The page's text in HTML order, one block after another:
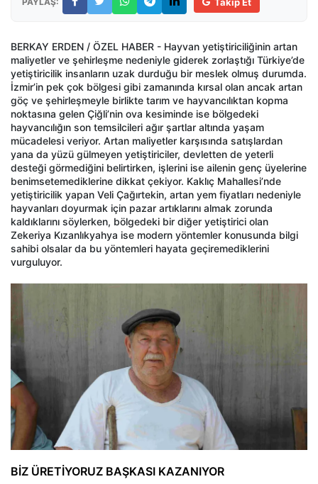
BERKAY ERDEN / ÖZEL HABER - Hayvan yetiştiriciliğinin artan
maliyetler ve şehirleşme nedeniyle giderek zorlaştığı Türkiye’de
yetiştiricilik insanların uzak durduğu bir meslek olmuş durumda.
İzmir’in pek çok bölgesi gibi zamanında kırsal olan ancak artan
göç ve şehirleşmeyle birlikte tarım ve hayvancılıktan kopma
noktasına gelen Çiğli’nin ova kesiminde ise bölgedeki
hayvancılığın son temsilcileri ağır şartlar altında yaşam
mücadelesi veriyor. Artan maliyetler karşısında satışlardan
yana da yüzü gülmeyen yetiştiriciler, devletten de yeterli
desteği görmediğini belirtirken, işlerini ise ailenin genç üyelerine
benimsetemediklerine dikkat çekiyor. Kaklıç Mahallesi’nde
yetiştiricilik yapan Veli Çağırtekin, artan yem fiyatları nedeniyle
hayvanları doyurmak için pazar artıklarını almak zorunda
kaldıklarını söylerken, bölgedeki bir diğer yetiştirici olan
Zekeriya Kızanlıkyahya ise modern yöntemler konusunda bilgi
sahibi olsalar da bu yöntemleri hayata geçiremediklerini
vurguluyor.
BİZ ÜRETİYORUZ BAŞKASI KAZANIYOR